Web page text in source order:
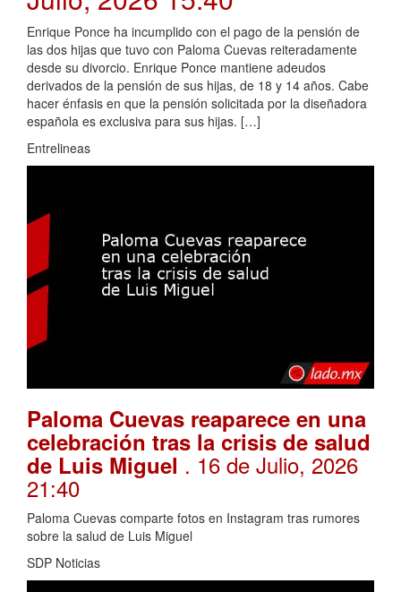
Enrique Ponce ha incumplido con el pago de la pensión de
las dos hijas que tuvo con Paloma Cuevas reiteradamente
desde su divorcio. Enrique Ponce mantiene adeudos
derivados de la pensión de sus hijas, de 18 y 14 años. Cabe
hacer énfasis en que la pensión solicitada por la diseñadora
española es exclusiva para sus hijas. […]
Entrelineas
Paloma Cuevas reaparece en una
celebración tras la crisis de salud
de Luis Miguel . 16 de Julio, 2026
21:40
Paloma Cuevas comparte fotos en Instagram tras rumores
sobre la salud de Luis Miguel
SDP Noticias